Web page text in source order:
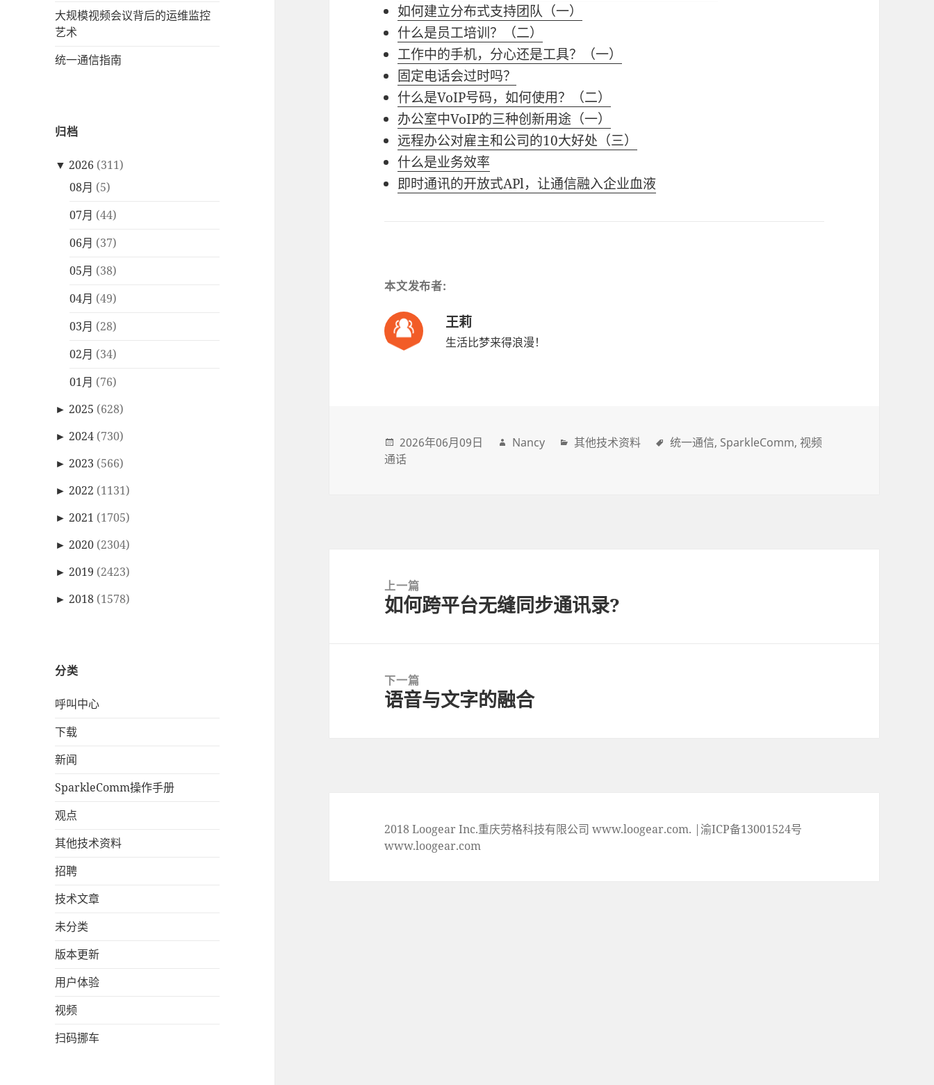
大规模视频会议背后的运维监控
艺术
统一通信指南
归档
▼ 2026 (311)
08月 (5)
07月 (44)
06月 (37)
05月 (38)
04月 (49)
03月 (28)
02月 (34)
01月 (76)
► 2025 (628)
► 2024 (730)
► 2023 (566)
► 2022 (1131)
► 2021 (1705)
► 2020 (2304)
► 2019 (2423)
► 2018 (1578)
分类
呼叫中心
下载
新闻
SparkleComm操作手册
观点
其他技术资料
招聘
技术文章
未分类
版本更新
用户体验
视频
扫码挪车
如何建立分布式支持团队（一）
什么是员工培训？（二）
工作中的手机，分心还是工具？（一）
固定电话会过时吗？
什么是VoIP号码，如何使用？（二）
办公室中VoIP的三种创新用途（一）
远程办公对雇主和公司的10大好处（三）
什么是业务效率
即时通讯的开放式APl，让通信融入企业血液
本文发布者:
王莉
生活比梦来得浪漫！
2026年06月09日 Nancy 其他技术资料 统一通信 SparkleComm 视频
通话
navigation上一篇
上
章:
如何跨平台无缝同步通讯录?
下一篇
下
语音与文字的融合
2018 Loogear Inc.重庆劳格科技有限公司 www.loogear.com. |渝ICP备13001524号
www.loogear.com